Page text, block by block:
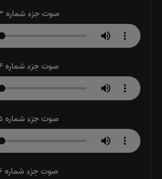
صوت جزء شماره 3
صوت جزء شماره 4
صوت جزء شماره 5
صوت جزء شماره 6